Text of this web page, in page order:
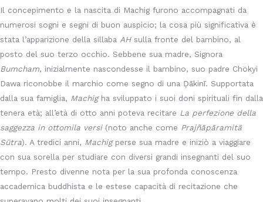
Il concepimento e la nascita di Machig furono accompagnati da
numerosi sogni e segni di buon auspicio; la cosa più significativa è
stata l’apparizione della sillaba AHsulla fronte del bambino, al
posto del suo terzo occhio. Sebbene sua madre, Signora
Bumcham, inizialmente nascondesse il bambino, suo padre Chökyi
Dawa riconobbe il marchio come segno di una Ḍākinī. Supportata
dalla sua famiglia, Machigha sviluppato i suoi doni spirituali fin dalla
tenera età; all’età di otto anni poteva recitare La perfezione della
saggezza in ottomila versi(noto anche come Prajñāpāramitā
Sūtra). A tredici anni, Machigperse sua madre e iniziò a viaggiare
con sua sorella per studiare con diversi grandi insegnanti del suo
tempo. Presto divenne nota per la sua profonda conoscenza
accademica buddhista e le estese capacità di recitazione che